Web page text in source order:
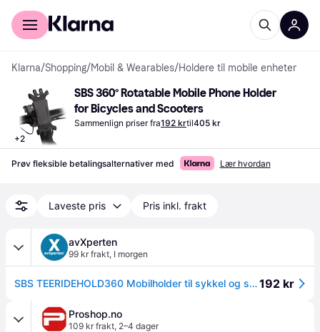
For kunder
Klarna/Shopping/Mobil & Wearables/Holdere til mobile enheter
+2
SBS 360° Rotatable Mobile Phone Holder
for Bicycles and Scooters
Sammenlign priser fra192 krtil405 kr
Prøv fleksible betalingsalternativer med Lær hvordan
Laveste pris Pris inkl. frakt
avXperten
99 kr frakt, I morgen
SBS TEERIDEHOLD360 Mobilholder til sykkel og sparkesykkel - 360° roterbar - Svart192 kr
Proshop.no
109 kr frakt, 2–4 dager